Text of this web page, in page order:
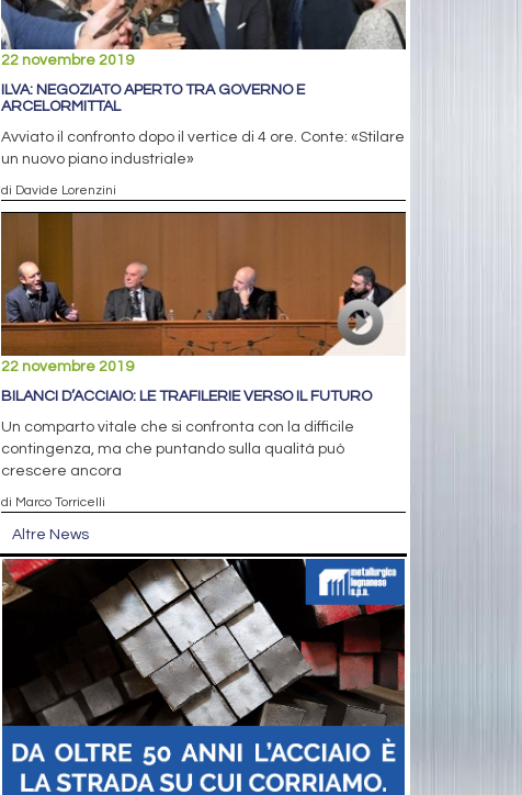
22 novembre 2019
ILVA: NEGOZIATO APERTO TRA GOVERNO E
ARCELORMITTAL
Avviato il confronto dopo il vertice di 4 ore. Conte: «Stilare
un nuovo piano industriale»
di Davide Lorenzini
22 novembre 2019
BILANCI D’ACCIAIO: LE TRAFILERIE VERSO IL FUTURO
Un comparto vitale che si confronta con la difficile
contingenza, ma che puntando sulla qualità può
crescere ancora
di Marco Torricelli
Altre News